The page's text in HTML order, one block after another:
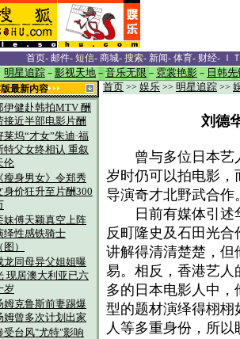
首页- 邮件- 短信- 商城- 搜索- 新闻- 体育- 财经- Ｉ
明星追踪 － 影视天地 － 音乐无限 － 霓裳艳影 － 日韩先
新内容
伊健赴韩拍MTV 酬
接近半部电影片酬
莱坞“才女”朱迪·福
特父女终相认 重叙
伦
《瘦身男女》令郑秀
身价狂升至片酬300
妹傅天颖真空上阵
绎性感铁骑士
（图）
龙同母异父姐姐曝
现居澳大利亚已六
岁
姆克鲁斯前妻踢爆
姆曾多次计划出家
受台风"尤特"影响
首页 >> 娱乐 >> 明星追踪 >>
刘德
曾与多位日本艺人
岁时仍可以拍电影，
导演奇才北野武合作
日前有媒体引述华
反町隆史及石田光
讲解得清清楚楚，
易。相反，香港艺
多的日本电影人中
型的题材演绎得栩
人等多重身份，所